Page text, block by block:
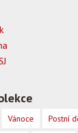
Vánoce Postní